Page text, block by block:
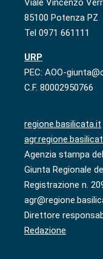
Viale Vincenzo
85100 Potenza PZ
Tel 0971 661111
URP
PEC: AOO-
C.F. 80002950766
regione.basilicata.it
Agenzia stampa
Giunta Regionale
Registrazione n.
Direttore
Redazione